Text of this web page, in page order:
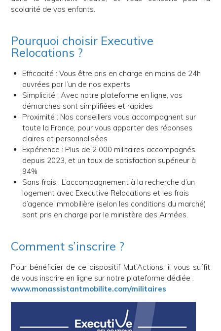
scolarité de vos enfants.
Pourquoi choisir Executive
Relocations ?
Efficacité : Vous être pris en charge en moins de 24h
ouvrées par l’un de nos experts
Simplicité : Avec notre plateforme en ligne, vos
démarches sont simplifiées et rapides
Proximité : Nos conseillers vous accompagnent sur
toute la France, pour vous apporter des réponses
claires et personnalisées
Expérience : Plus de 2 000 militaires accompagnés
depuis 2023, et un taux de satisfaction supérieur à
94%
Sans frais : L’accompagnement à la recherche d’un
logement avec Executive Relocations et les frais
d’agence immobilière (selon les conditions du marché)
sont pris en charge par le ministère des Armées.
Comment s’inscrire ?
Pour bénéficier de ce dispositif Mut’Actions, il vous suffit
de vous inscrire en ligne sur notre plateforme dédiée :
www.monassistantmobilite.com/militaires